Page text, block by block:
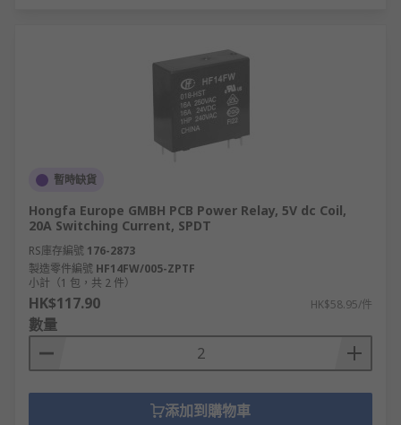
暫時缺貨
Hongfa Europe GMBH PCB Power Relay, 5V dc Coil,
20A Switching Current, SPDT
RS庫存編號 176-2873
製造零件編號 HF14FW/005-ZPTF
小計（1 包，共 2 件）
HK$117.90 HK$58.95/件
數量
添加到購物車